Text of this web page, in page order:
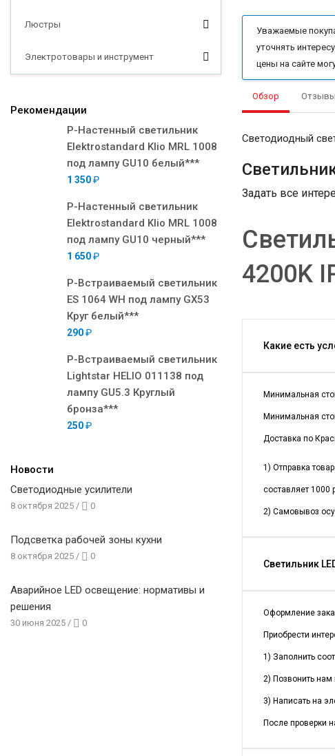
Люстры
Электротовары и инструмент
Рекомендации
Р-Настенный светильник
Elektrostandard Klio MRL 1008
под лампу GU10 белый***
1 350₽
Р-Настенный светильник
Elektrostandard Klio MRL 1008
под лампу GU10 черный***
1 650₽
Р-Встраиваемый светильник
ES 1064 WH под лампу GX53
Круг белый***
290₽
Р-Встраиваемый светильник
Lightstar HELIO 011138 под
лампу GU5.3 Круглый
бронза***
250₽
Новости
Светодиодные усилители
8 октября 2025 / 0
Подсветка рабочей зоны кухни
8 октября 2025 / 0
Аварийное LED освещение: нормативы и
решения
30 июня 2025 / 0
Уважаемые
уточнять
цены на сайте
Обзор
Светодиодный
Задать все
4200K
Какие есть
Минимальная
Минимальная
Доставка по
1) Отправка
составляет 1000
2) Самовывоз
Светильник
Оформление
Приобрести
1) Заполнить
2) Позвонить нам
3) Написать на
После проверки